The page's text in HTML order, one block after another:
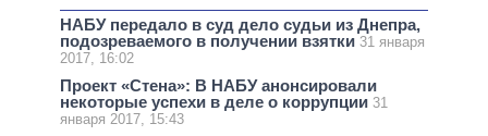
НАБУ передало в суд дело судьи из Днепра,
подозреваемого в получении взятки 31 января
2017, 16:02
Проект «Стена»: В НАБУ анонсировали
некоторые успехи в деле о коррупции 31
января 2017, 15:43